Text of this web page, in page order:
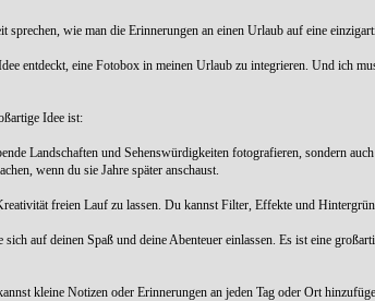
wie man die Erinnerungen an einen Urlaub auf eine
entdeckt, eine Fotobox in meinen Urlaub zu integrieren. Und ich
Idee ist:
Landschaften und Sehenswürdigkeiten fotografieren, sondern
wenn du sie Jahre später anschaust.
freien Lauf zu lassen. Du kannst Filter, Effekte und
auf deinen Spaß und deine Abenteuer einlassen. Es ist eine
kleine Notizen oder Erinnerungen an jeden Tag oder Ort